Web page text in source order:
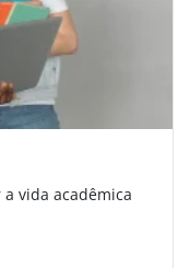
vida acadêmica